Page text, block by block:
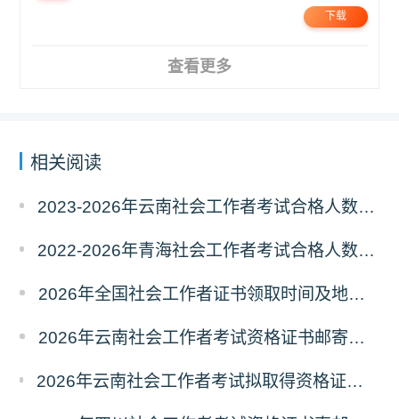
下载
查看更多
相关阅读
2023-2026年云南社会工作者考试合格人数统计及分析
2022-2026年青海社会工作者考试合格人数统计及分析
2026年全国社会工作者证书领取时间及地点汇总
2026年云南社会工作者考试资格证书邮寄领取的通知
2026年云南社会工作者考试拟取得资格证书人员使用告知承诺制情况的公示